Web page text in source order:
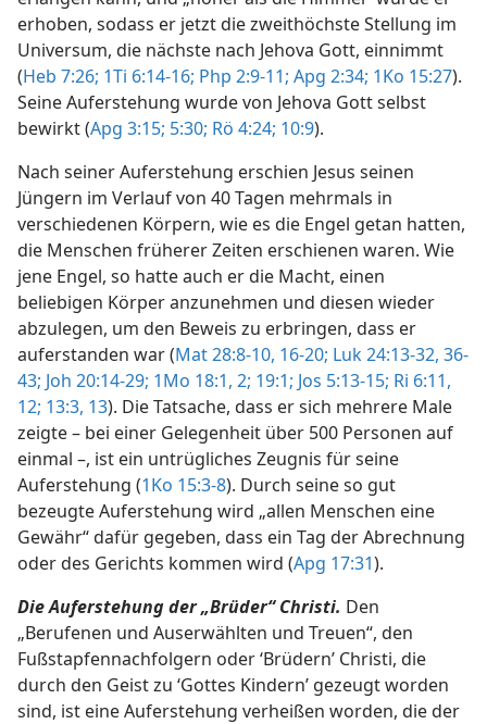
erhoben, sodass er jetzt die zweithöchste Stellung im
Universum, die nächste nach Jehova Gott, einnimmt
(Heb 7:26; 1Ti 6:14-16; Php 2:9-11; Apg 2:34; 1Ko 15:27).
Seine Auferstehung wurde von Jehova Gott selbst
bewirkt (Apg 3:15; 5:30; Rö 4:24; 10:9).
Nach seiner Auferstehung erschien Jesus seinen
Jüngern im Verlauf von 40 Tagen mehrmals in
verschiedenen Körpern, wie es die Engel getan hatten,
die Menschen früherer Zeiten erschienen waren. Wie
jene Engel, so hatte auch er die Macht, einen
beliebigen Körper anzunehmen und diesen wieder
abzulegen, um den Beweis zu erbringen, dass er
auferstanden war (Mat 28:8-10, 16-20; Luk 24:13-32, 36-
43; Joh 20:14-29; 1Mo 18:1, 2; 19:1; Jos 5:13-15; Ri 6:11,
12; 13:3, 13). Die Tatsache, dass er sich mehrere Male
zeigte – bei einer Gelegenheit über 500 Personen auf
einmal –, ist ein untrügliches Zeugnis für seine
Auferstehung (1Ko 15:3-8). Durch seine so gut
bezeugte Auferstehung wird „allen Menschen eine
Gewähr“ dafür gegeben, dass ein Tag der Abrechnung
oder des Gerichts kommen wird (Apg 17:31).
Die Auferstehung der „Brüder“ Christi. Den
„Berufenen und Auserwählten und Treuen“, den
Fußstapfennachfolgern oder ‘Brüdern’ Christi, die
durch den Geist zu ‘Gottes Kindern’ gezeugt worden
sind, ist eine Auferstehung verheißen worden, die der